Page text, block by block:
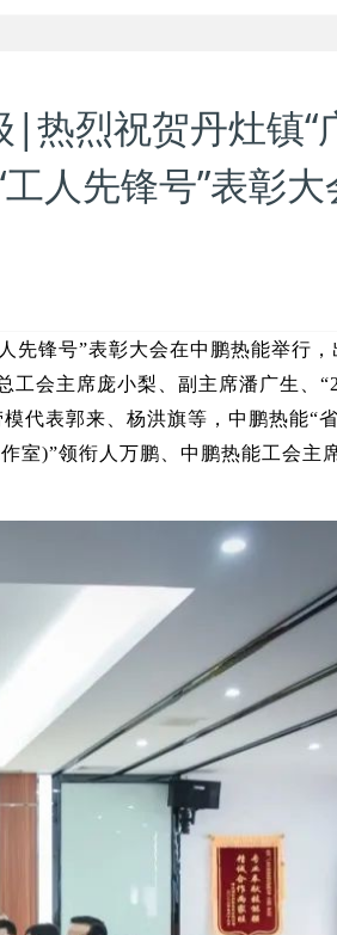
|热烈祝贺丹灶镇“
人先锋号”表彰大
先锋号”表彰大会在中鹏热能举行，
工会主席庞小梨、副主席潘广生、
代表郭来、杨洪旗等，中鹏热能“
室)”领衔人万鹏、中鹏热能工会主